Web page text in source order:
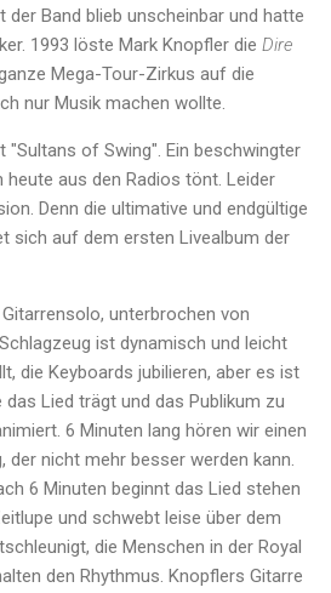
der Band blieb unscheinbar und hatte
1993 löste Mark Knopfler die Dire
Mega-Tour-Zirkus auf die
nur Musik machen wollte.
"Sultans of Swing". Ein beschwingter
heute aus den Radios tönt. Leider
Denn die ultimative und endgültige
sich auf dem ersten Livealbum der
unterbrochen von
ist dynamisch und leicht
die Keyboards jubilieren, aber es ist
Lied trägt und das Publikum zu
6 Minuten lang hören wir einen
nicht mehr besser werden kann.
6 Minuten beginnt das Lied stehen
und schwebt leise über dem
die Menschen in der Royal
den Rhythmus. Knopflers Gitarre